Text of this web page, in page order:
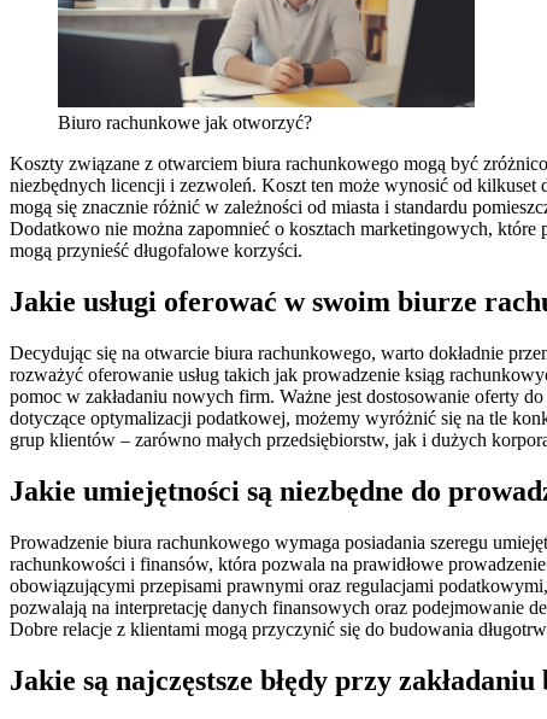
Biuro rachunkowe jak otworzyć?
Koszty związane z otwarciem biura rachunkowego mogą być
niezbędnych licencji i zezwoleń. Koszt ten może wynosić od
mogą się znacznie różnić w zależności od miasta i standardu
Dodatkowo nie można zapomnieć o kosztach marketingowych,
mogą przynieść długofalowe korzyści.
Jakie usługi oferować w swoim biurze
Decydując się na otwarcie biura rachunkowego, warto dokładnie
rozważyć oferowanie usług takich jak prowadzenie ksiąg
pomoc w zakładaniu nowych firm. Ważne jest dostosowanie oferty
dotyczące optymalizacji podatkowej, możemy wyróżnić się na tle
grup klientów – zarówno małych przedsiębiorstw, jak i dużych
Jakie umiejętności są niezbędne do
Prowadzenie biura rachunkowego wymaga posiadania szeregu
rachunkowości i finansów, która pozwala na prawidłowe
obowiązującymi przepisami prawnymi oraz regulacjami
pozwalają na interpretację danych finansowych oraz podejmowanie
Dobre relacje z klientami mogą przyczynić się do budowania
Jakie są najczęstsze błędy przy